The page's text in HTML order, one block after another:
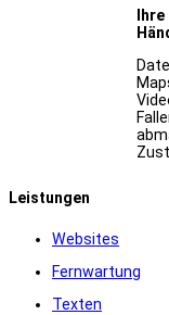
Leistungen
Websites
Fernwartung
Texten